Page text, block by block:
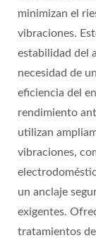
minimizan el
vibraciones.
estabilidad del
necesidad de
eficiencia del
rendimiento
utilizan
vibraciones,
un anclaje
exigentes.
tratamientos